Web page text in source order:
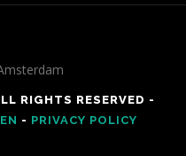
RIGHTS RESERVED -
- PRIVACY POLICY